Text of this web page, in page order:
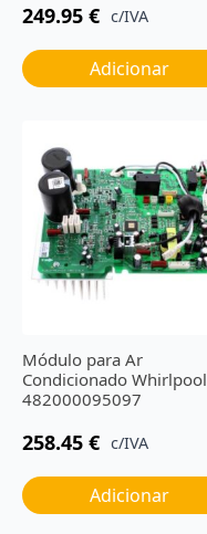
249.95 € c/IVA
Adicionar
Módulo para Ar
Condicionado Whirlpool
482000095097
258.45 € c/IVA
Adicionar